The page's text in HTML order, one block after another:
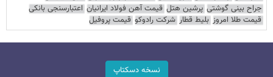
جراح بینی گوشتی پرشین هتل قیمت آهن فولاد ایرانیان اعتبارسنجی بانکی
قیمت طلا امروز بلیط قطار شرکت رادوکو قیمت پروفیل
نسخه دسکتاپ